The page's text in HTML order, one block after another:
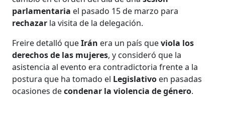
parlamentaria el pasado 15 de marzo para
rechazar la visita de la delegación.
Freire detalló queIrán era un país queviola los
derechos de las mujeres, y consideró que la
asistencia al evento era contradictoria frente a la
postura que ha tomado el Legislativo en pasadas
ocasiones decondenar la violencia de género.